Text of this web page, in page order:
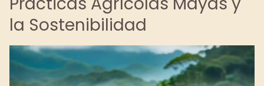
la Sostenibilidad